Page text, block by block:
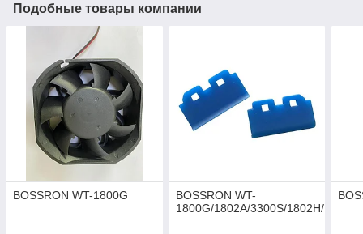
Подобные товары компании
BOSSRON WT-1800G
BOSSRON WT-
1800G/1802A/3300S/1802H/1802B